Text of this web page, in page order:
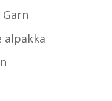
Garn
alpakka